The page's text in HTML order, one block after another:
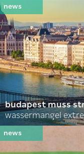
budapest muss
wassermangel